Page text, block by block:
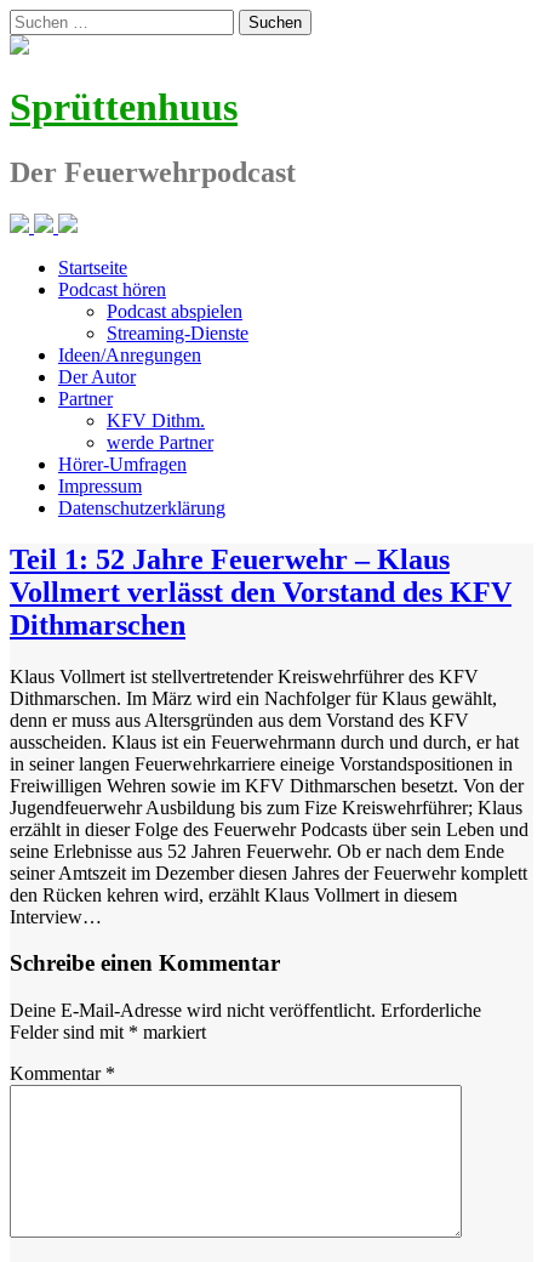
Zum
Inhalt
Suchen
nach:
Sprüttenhuus
Der Feuerwehrpodcast
Startseite
Podcast hören
Podcast abspielen
Streaming-Dienste
Ideen/Anregungen
Der Autor
Partner
KFV Dithm.
werde Partner
Hörer-Umfragen
Impressum
Datenschutzerklärung
Teil 1: 52 Jahre Feuerwehr – Klaus
Vollmert verlässt den Vorstand des KFV
Dithmarschen
Klaus Vollmert ist stellvertretender Kreiswehrführer des KFV
Dithmarschen. Im März wird ein Nachfolger für Klaus gewählt,
denn er muss aus Altersgründen aus dem Vorstand des KFV
ausscheiden. Klaus ist ein Feuerwehrmann durch und durch, er hat
in seiner langen Feuerwehrkarriere eineige Vorstandspositionen in
Freiwilligen Wehren sowie im KFV Dithmarschen besetzt. Von der
Jugendfeuerwehr Ausbildung bis zum Fize Kreiswehrführer; Klaus
erzählt in dieser Folge des Feuerwehr Podcasts über sein Leben und
seine Erlebnisse aus 52 Jahren Feuerwehr. Ob er nach dem Ende
seiner Amtszeit im Dezember diesen Jahres der Feuerwehr komplett
den Rücken kehren wird, erzählt Klaus Vollmert in diesem
Interview…
Schreibe einen Kommentar
Deine E-Mail-Adresse wird nicht veröffentlicht. Erforderliche
Felder sind mit * markiert
Kommentar *